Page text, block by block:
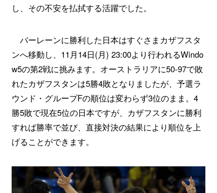
し、その不安を払拭する活躍でした。
バーレーンに勝利した日本はすぐさまカザフスタ
ンへ移動し、11月14日(月) 23:00より行われるWindo
w5の第2戦に挑みます。オーストラリアに50-97で敗
れたカザフスタンは5勝4敗となりましたが、予選ラ
ウンド・グループFの順位は変わらず3位のまま。4
勝5敗で現在5位の日本ですが、カザフスタンに勝利
すれば勝率で並び、直接対決の結果により順位を上
げることができます。